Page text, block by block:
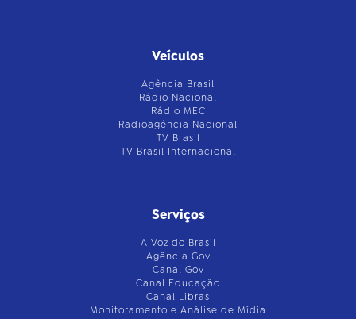
Veículos
Agência Brasil
Rádio Nacional
Rádio MEC
Radioagência Nacional
TV Brasil
TV Brasil Internacional
Serviços
A Voz do Brasil
Agência Gov
Canal Gov
Canal Educação
Canal Libras
Monitoramento e Análise de Mídia